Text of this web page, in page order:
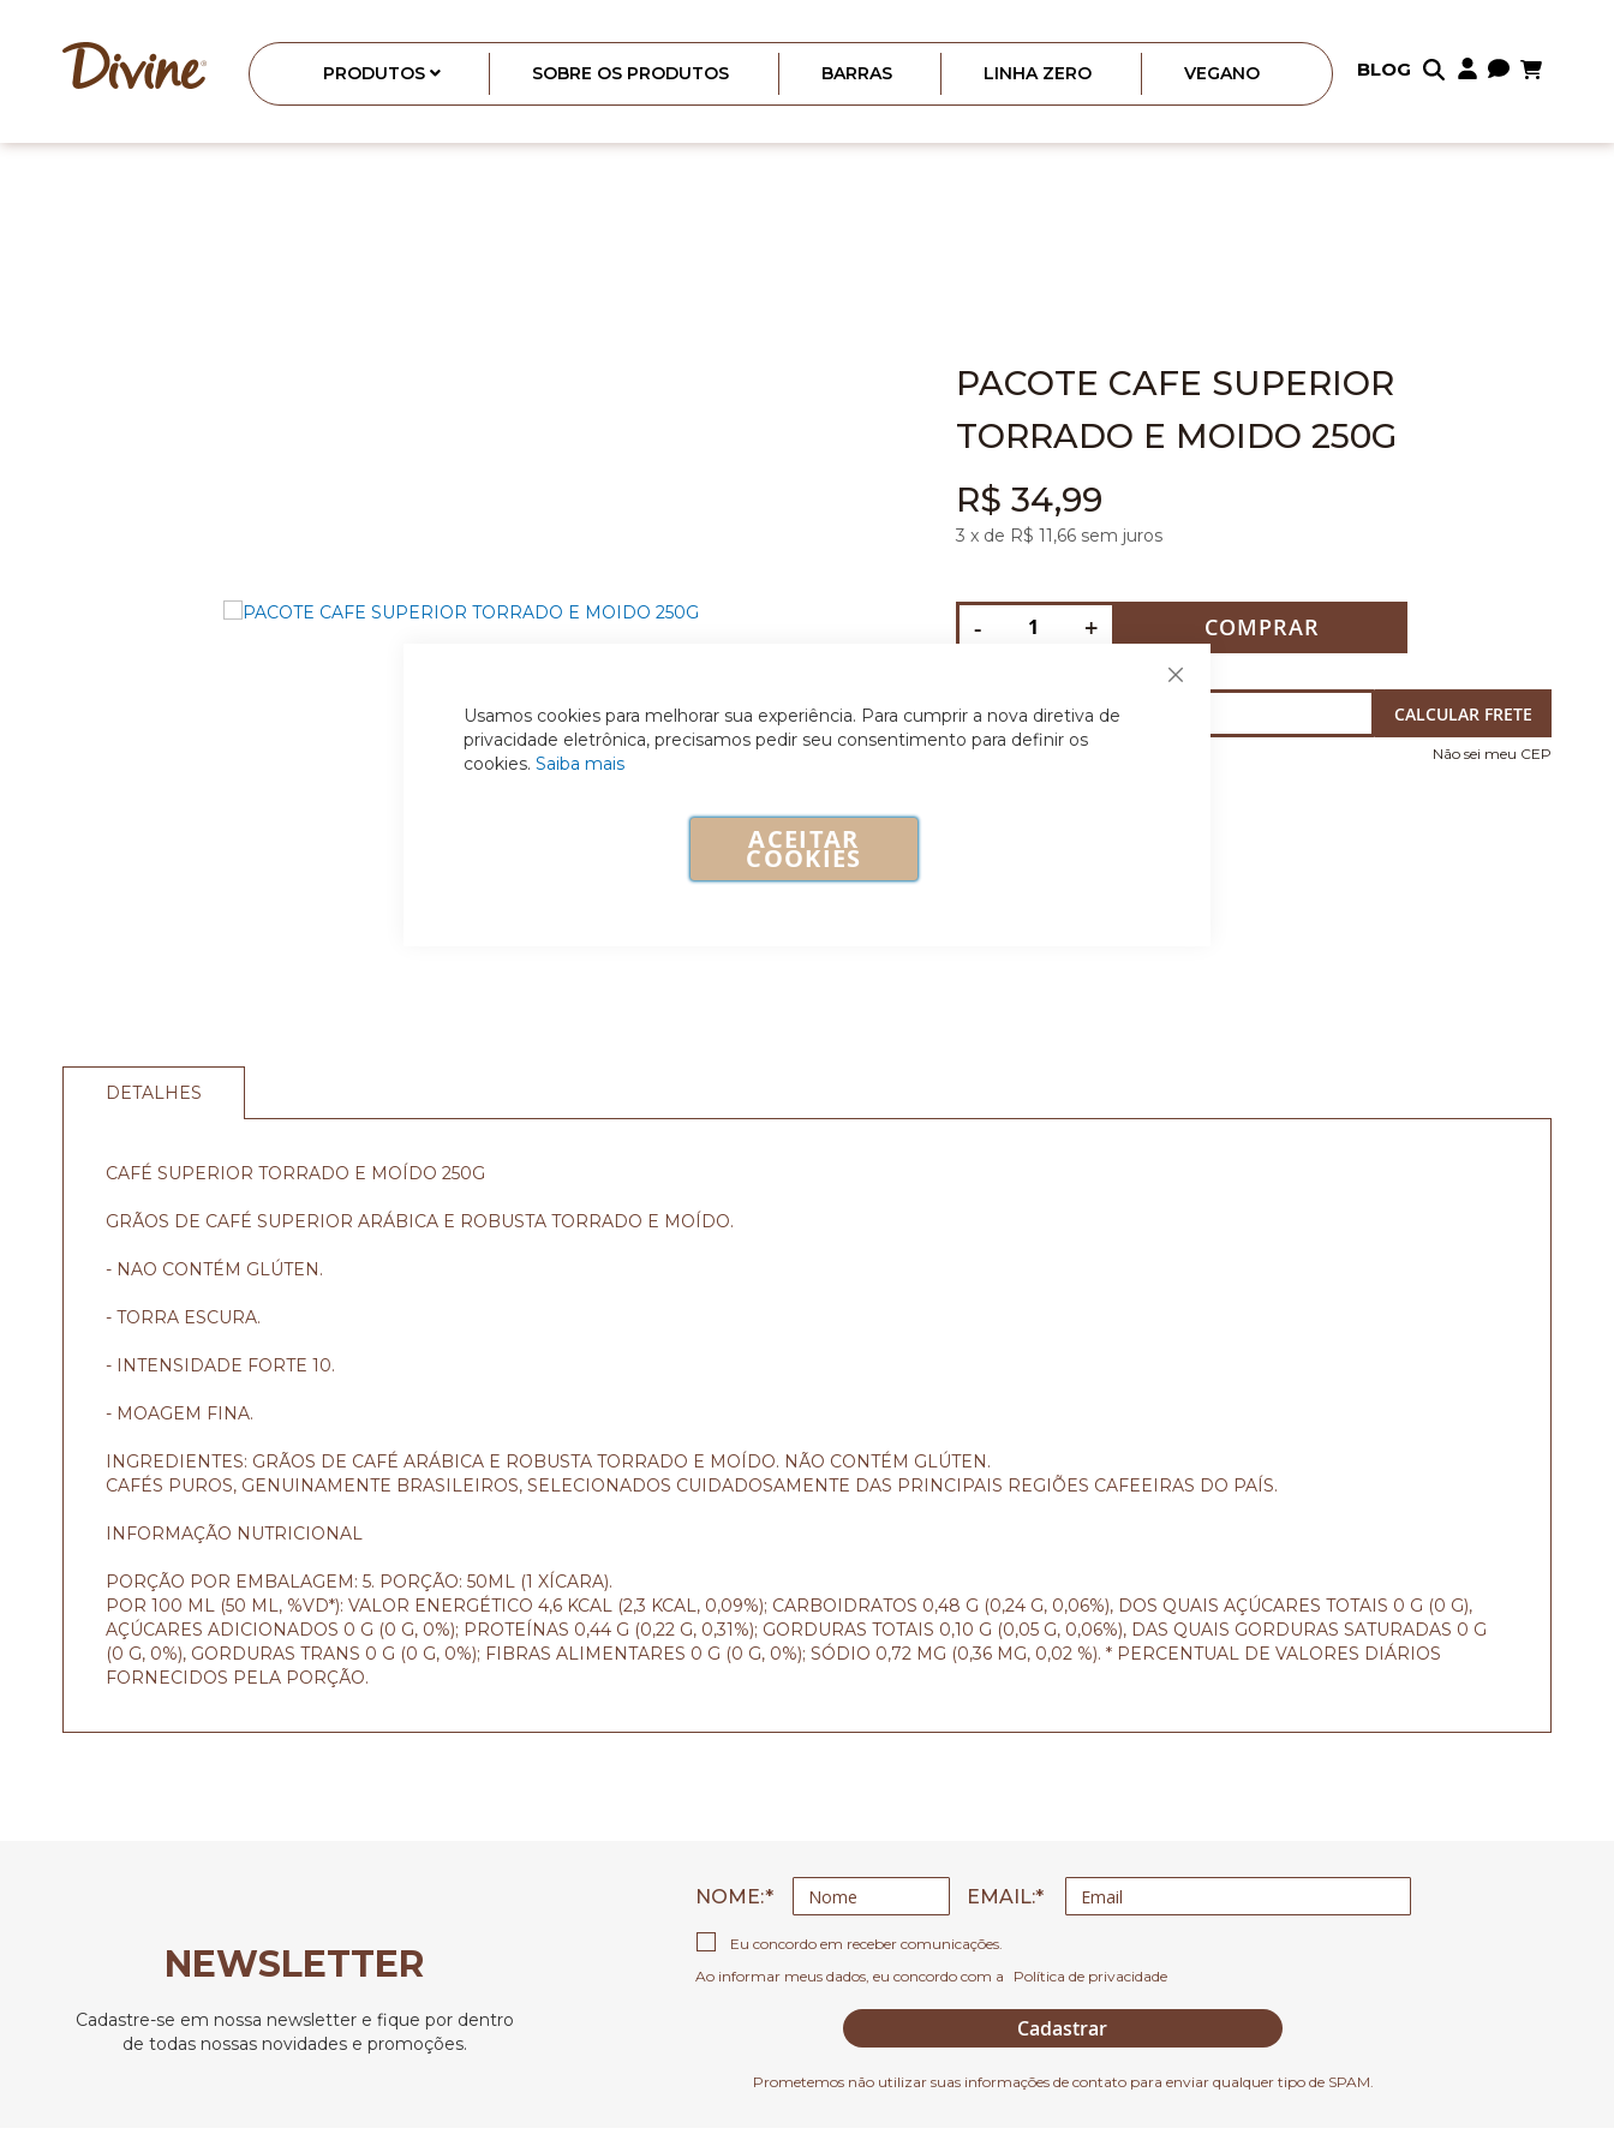
Fechar
Usamos cookies para melhorar sua experiência. Para cumprir a nova diretiva de
privacidade eletrônica, precisamos pedir seu consentimento para definir os
cookies. Saiba mais
ACEITAR
COOKIES
PRODUTOS SOBRE OS PRODUTOS BARRAS LINHA ZERO VEGANO BLOG Meu
conteúdo
PACOTE CAFE SUPERIOR
TORRADO E MOIDO 250G
R$ 34,99
3 x de R$ 11,66 sem juros
- + COMPRAR
Não sei meu CEP
DETALHES
CAFÉ SUPERIOR TORRADO E MOÍDO 250G
GRÃOS DE CAFÉ SUPERIOR ARÁBICA E ROBUSTA TORRADO E MOÍDO.
- NAO CONTÉM GLÚTEN.
- TORRA ESCURA.
- INTENSIDADE FORTE 10.
- MOAGEM FINA.
INGREDIENTES: GRÃOS DE CAFÉ ARÁBICA E ROBUSTA TORRADO E MOÍDO. NÃO CONTÉM GLÚTEN.
CAFÉS PUROS, GENUINAMENTE BRASILEIROS, SELECIONADOS CUIDADOSAMENTE DAS PRINCIPAIS REGIÕES CAFEEIRAS DO PAÍS.
INFORMAÇÃO NUTRICIONAL
PORÇÃO POR EMBALAGEM: 5. PORÇÃO: 50ML (1 XÍCARA).
POR 100 ML (50 ML, %VD*): VALOR ENERGÉTICO 4,6 KCAL (2,3 KCAL, 0,09%); CARBOIDRATOS 0,48 G (0,24 G, 0,06%), DOS QUAIS AÇÚCARES TOTAIS 0 G (0 G),
AÇÚCARES ADICIONADOS 0 G (0 G, 0%); PROTEÍNAS 0,44 G (0,22 G, 0,31%); GORDURAS TOTAIS 0,10 G (0,05 G, 0,06%), DAS QUAIS GORDURAS SATURADAS 0 G
(0 G, 0%), GORDURAS TRANS 0 G (0 G, 0%); FIBRAS ALIMENTARES 0 G (0 G, 0%); SÓDIO 0,72 MG (0,36 MG, 0,02 %). * PERCENTUAL DE VALORES DIÁRIOS
FORNECIDOS PELA PORÇÃO.
NEWSLETTER
Cadastre-se em nossa newsletter e fique por dentro
de todas nossas novidades e promoções.
NOME: EMAIL
Eu concordo em receber comunicações.
Ao informar meus dados, eu concordo com a
Política de privacidade
Cadastrar
Prometemos não utilizar suas informações de contato para enviar qualquer tipo de SPAM.